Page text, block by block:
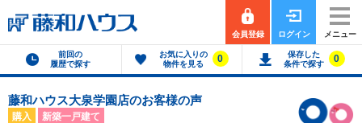
会員登録 ログイン メニュー
前回の
履歴で探す
お気に入りの
物件を見る
0
保存した
条件で探す
0
藤和ハウス大泉学園店のお客様の声
購入 新築一戸建て